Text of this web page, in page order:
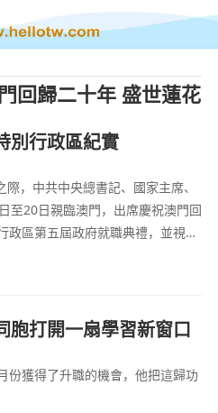
回歸二十年 盛世蓮花
別行政區紀實
，中共中央總書記、國家主席、
至20日親臨澳門，出席慶祝澳門回
政區第五屆政府就職典禮，並視察
胞打開一扇學習新窗口
份獲得了升職的機會，他把這歸功